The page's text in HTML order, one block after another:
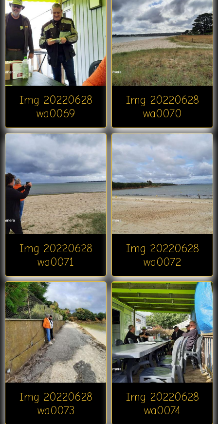
Img 20220628
wa0069
Img 20220628
wa0070
Img 20220628
wa0071
Img 20220628
wa0072
Img 20220628
wa0073
Img 20220628
wa0074